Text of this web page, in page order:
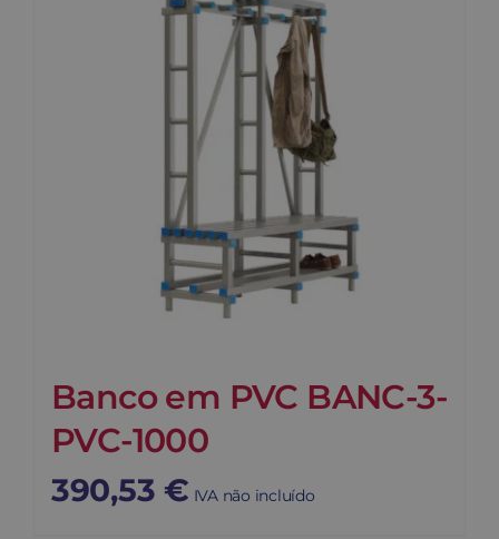
Banco em PVC BANC-3-
PVC-1000
390,53 € IVA não incluído